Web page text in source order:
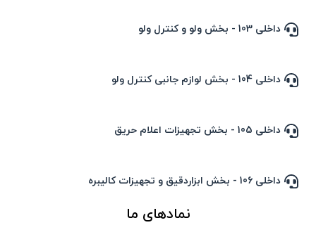
داخلی 103 - بخش ولو و کنترل ولو
داخلی 104 - بخش لوازم جانبی کنترل ولو
داخلی 105 - بخش تجهیزات اعلام حریق
داخلی 106 - بخش ابزاردقیق و تجهیزات کالیبره
نمادهای ما